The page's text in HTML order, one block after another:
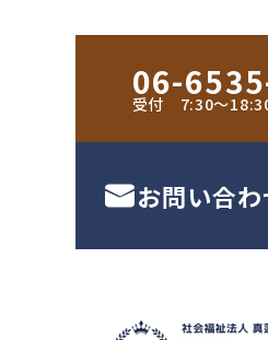
06-
受付 7:30〜18:30
お問い合